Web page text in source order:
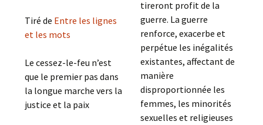
Tiré de Entre les lignes
et les mots
Le cessez-le-feu n’est
que le premier pas dans
la longue marche vers la
justice et la paix
tireront profit de la
guerre. La guerre
renforce, exacerbe et
perpétue les inégalités
existantes, affectant de
manière
disproportionnée les
femmes, les minorités
sexuelles et religieuses